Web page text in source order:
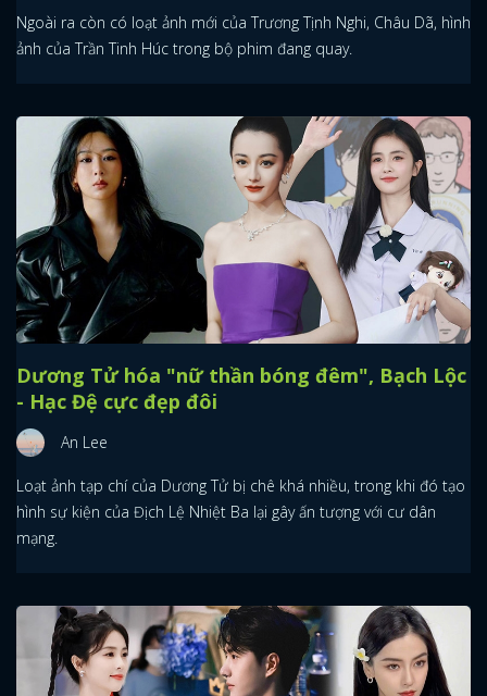
Ngoài ra còn có loạt ảnh mới của Trương Tịnh Nghi, Châu Dã, hình
ảnh của Trần Tinh Húc trong bộ phim đang quay.
Dương Tử hóa "nữ thần bóng đêm", Bạch Lộc
- Hạc Đệ cực đẹp đôi
An Lee
Loạt ảnh tạp chí của Dương Tử bị chê khá nhiều, trong khi đó tạo
hình sự kiện của Địch Lệ Nhiệt Ba lại gây ấn tượng với cư dân
mạng.